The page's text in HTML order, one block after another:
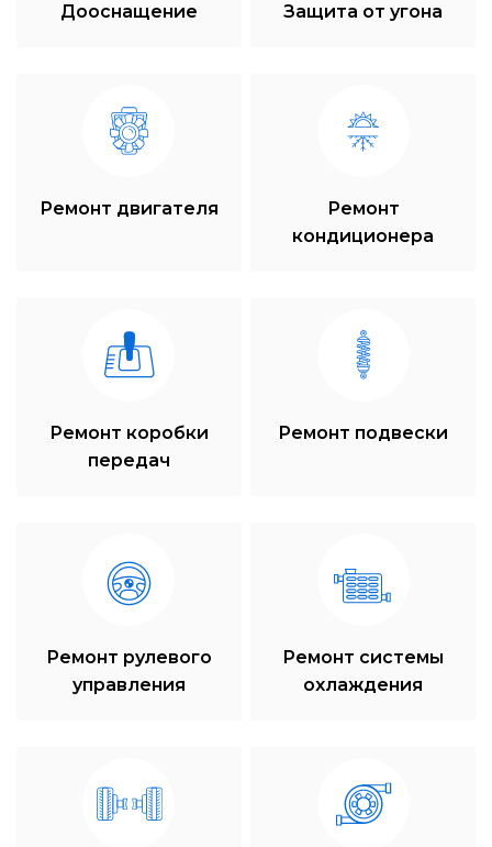
Дооснащение Защита от угона
Ремонт двигателя
Ремонт
кондиционера
Ремонт коробки
передач
Ремонт подвески
Ремонт рулевого
управления
Ремонт системы
охлаждения